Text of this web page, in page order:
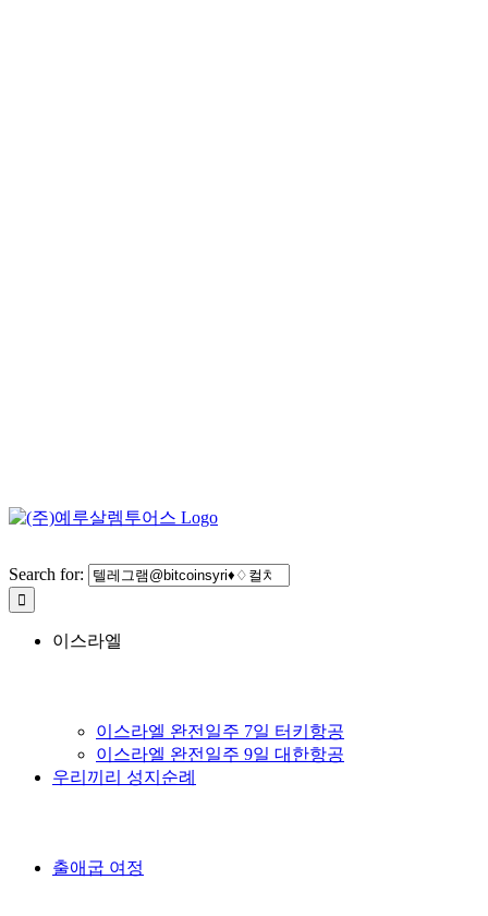
Search for:
이스라엘
이스라엘 완전일주 7일 터키항공
이스라엘 완전일주 9일 대한항공
우리끼리 성지순례
출애굽 여정